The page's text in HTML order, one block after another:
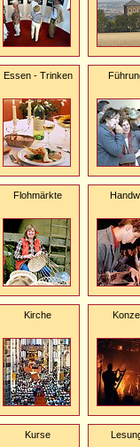
Essen - Trinken
Flohmärkte
Kirche
Kurse